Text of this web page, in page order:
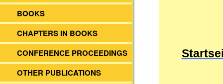
BOOKS
CHAPTERS IN BOOKS
CONFERENCE PROCEEDINGS
OTHER PUBLICATIONS